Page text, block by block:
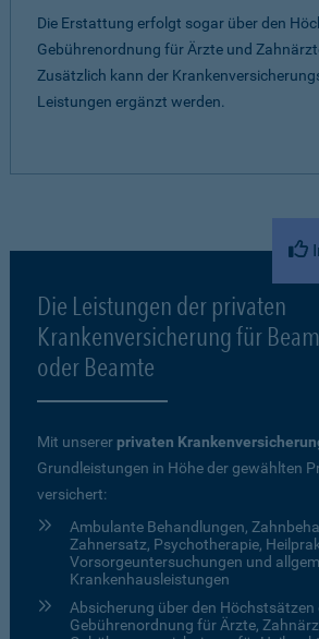
Die Erstattung erfolgt sogar über den
Gebührenordnung für Ärzte und
Zusätzlich kann der
Leistungen ergänzt werden.
Die Leistungen der privaten
Krankenversicherung für
oder Beamte
Mit unserer privaten
Grundleistungen in Höhe der gewählten
versichert:
Ambulante Behandlungen,
Zahnersatz, Psychotherapie,
Vorsorgeuntersuchungen und
Krankenhausleistungen
Absicherung über den Höchstsätzen
Gebührenordnung für Ärzte,